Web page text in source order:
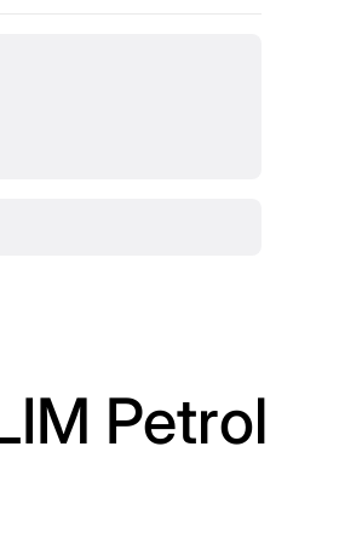
Petrol